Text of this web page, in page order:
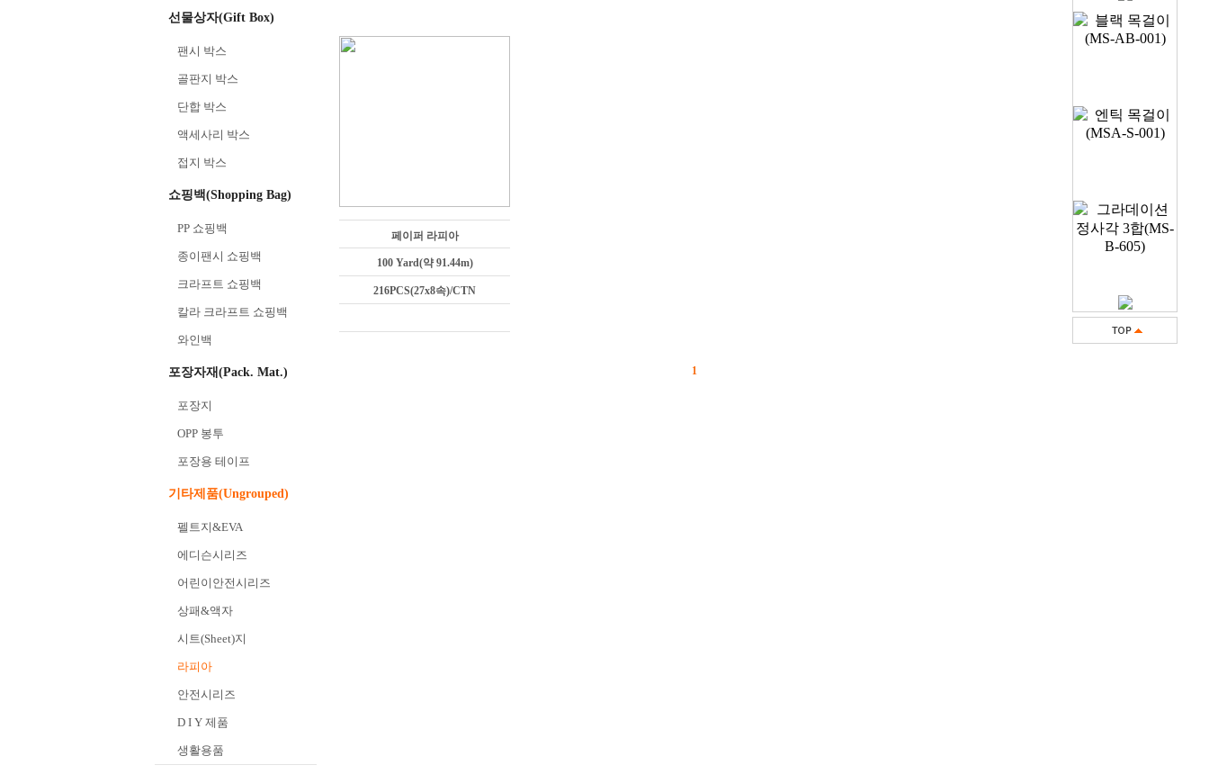
선물상자(Gift Box)
팬시 박스
골판지 박스
단합 박스
액세사리 박스
접지 박스
쇼핑백(Shopping Bag)
PP 쇼핑백
종이팬시 쇼핑백
크라프트 쇼핑백
칼라 크라프트 쇼핑백
와인백
포장자재(Pack. Mat.)
포장지
OPP 봉투
포장용 테이프
기타제품(Ungrouped)
펠트지&EVA
에디슨시리즈
어린이안전시리즈
상패&액자
시트(Sheet)지
라피아
안전시리즈
D I Y 제품
생활용품
페이퍼 라피아
100 Yard(약 91.44m)
216PCS(27x8속)/CTN
1